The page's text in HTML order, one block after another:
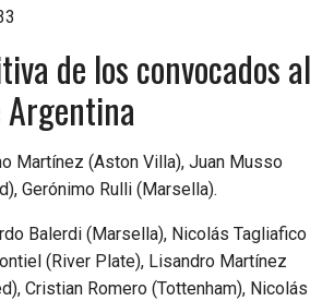
de los convocados al
Martínez (Aston Villa), Juan Musso
Gerónimo Rulli (Marsella).
Balerdi (Marsella), Nicolás Tagliafico
(River Plate), Lisandro Martínez
Cristian Romero (Tottenham), Nicolás